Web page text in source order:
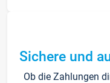
Sichere und
Ob die Zahlungen